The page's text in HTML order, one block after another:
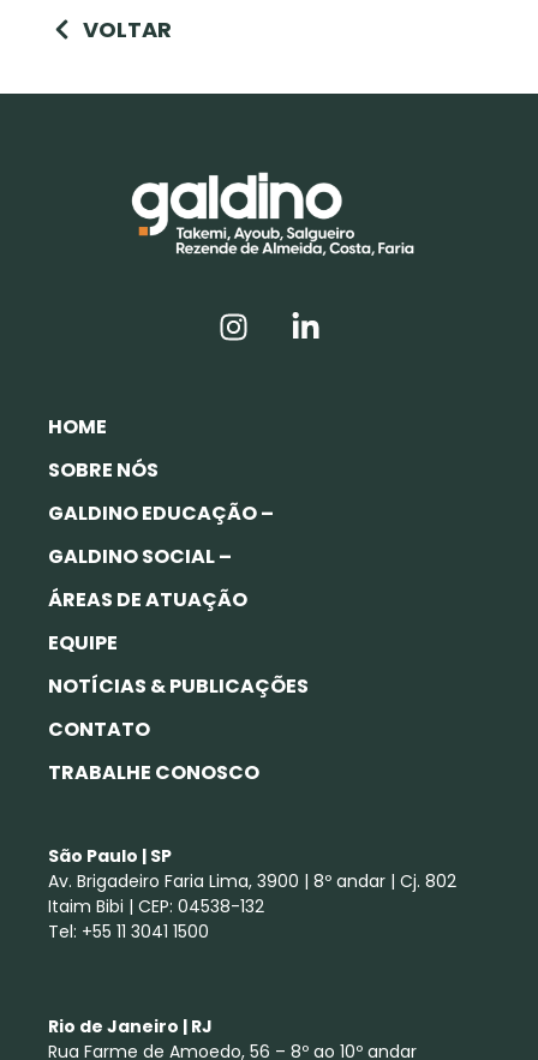
VOLTAR
HOME
SOBRE NÓS
GALDINO EDUCAÇÃO –
GALDINO SOCIAL –
ÁREAS DE ATUAÇÃO
EQUIPE
NOTÍCIAS & PUBLICAÇÕES
CONTATO
TRABALHE CONOSCO
São Paulo | SP
Av. Brigadeiro Faria Lima, 3900 | 8º andar | Cj. 802
Itaim Bibi | CEP: 04538-132
Tel: +55 11 3041 1500
Rio de Janeiro | RJ
Rua Farme de Amoedo, 56 – 8º ao 10º andar